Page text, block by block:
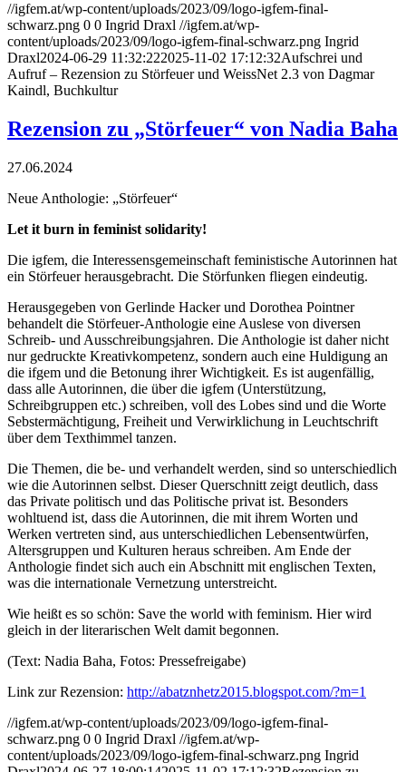
//igfem.at/wp-content/uploads/2023/09/logo-igfem-final-
schwarz.png 0 0 Ingrid Draxl //igfem.at/wp-
content/uploads/2023/09/logo-igfem-final-schwarz.png Ingrid
Draxl2024-06-29 11:32:222025-11-02 17:12:32Aufschrei und
Aufruf – Rezension zu Störfeuer und WeissNet 2.3 von Dagmar
Kaindl, Buchkultur
Rezension zu „Störfeuer“ von Nadia Baha
27.06.2024
Neue Anthologie: „Störfeuer“
Let it burn in feminist solidarity!
Die igfem, die Interessensgemeinschaft feministische Autorinnen hat
ein Störfeuer herausgebracht. Die Störfunken fliegen eindeutig.
Herausgegeben von Gerlinde Hacker und Dorothea Pointner
behandelt die Störfeuer-Anthologie eine Auslese von diversen
Schreib- und Ausschreibungsjahren. Die Anthologie ist daher nicht
nur gedruckte Kreativkompetenz, sondern auch eine Huldigung an
die ifgem und die Betonung ihrer Wichtigkeit. Es ist augenfällig,
dass alle Autorinnen, die über die igfem (Unterstützung,
Schreibgruppen etc.) schreiben, voll des Lobes sind und die Worte
Sebstermächtigung, Freiheit und Verwirklichung in Leuchtschrift
über dem Texthimmel tanzen.
Die Themen, die be- und verhandelt werden, sind so unterschiedlich
wie die Autorinnen selbst. Dieser Querschnitt zeigt deutlich, dass
das Private politisch und das Politische privat ist. Besonders
wohltuend ist, dass die Autorinnen, die mit ihrem Worten und
Werken vertreten sind, aus unterschiedlichen Lebensentwürfen,
Altersgruppen und Kulturen heraus schreiben. Am Ende der
Anthologie findet sich auch ein Abschnitt mit englischen Texten,
was die internationale Vernetzung unterstreicht.
Wie heißt es so schön: Save the world with feminism. Hier wird
gleich in der literarischen Welt damit begonnen.
(Text: Nadia Baha, Fotos: Pressefreigabe)
Link zur Rezension: http://abatznhetz2015.blogspot.com/?m=1
//igfem.at/wp-content/uploads/2023/09/logo-igfem-final-
schwarz.png 0 0 Ingrid Draxl //igfem.at/wp-
content/uploads/2023/09/logo-igfem-final-schwarz.png Ingrid